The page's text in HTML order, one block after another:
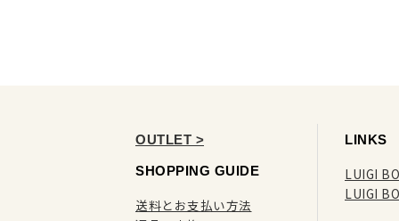
OUTLET >
SHOPPING GUIDE
送料とお支払い方法
LINKS
LUIGI
LUIGI